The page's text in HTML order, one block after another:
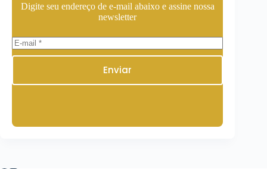
Digite seu endereço de e-mail abaixo e assine nossa
newsletter
Enviar